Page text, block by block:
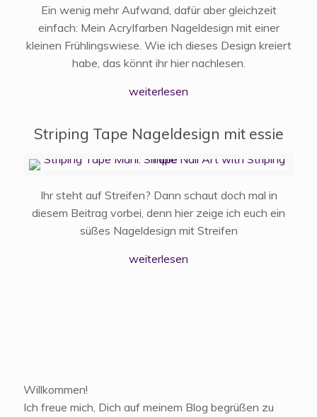
Ein wenig mehr Aufwand, dafür aber gleichzeit
einfach: Mein Acrylfarben Nageldesign mit einer
kleinen Frühlingswiese. Wie ich dieses Design kreiert
habe, das könnt ihr hier nachlesen.
weiterlesen
Striping Tape Nageldesign mit essie
Ihr steht auf Streifen? Dann schaut doch mal in
diesem Beitrag vorbei, denn hier zeige ich euch ein
süßes Nageldesign mit Streifen
weiterlesen
Willkommen!
Ich freue mich, Dich auf meinem Blog begrüßen zu